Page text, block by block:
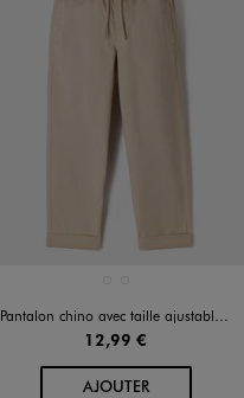
Pantalon chino avec taille ajustable garçon
12,99 €
AJOUTERAU PANIER